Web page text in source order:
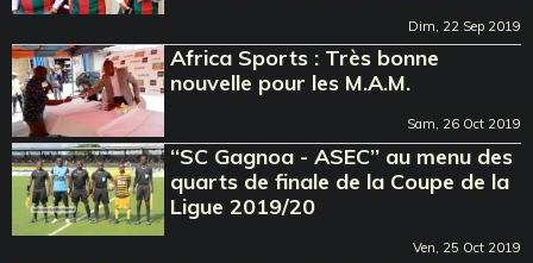
Dim, 22 Sep 2019
Africa Sports : Très bonne
nouvelle pour les M.A.M.
Sam, 26 Oct 2019
‘‘SC Gagnoa - ASEC’’ au menu des
quarts de finale de la Coupe de la
Ligue 2019/20
Ven, 25 Oct 2019